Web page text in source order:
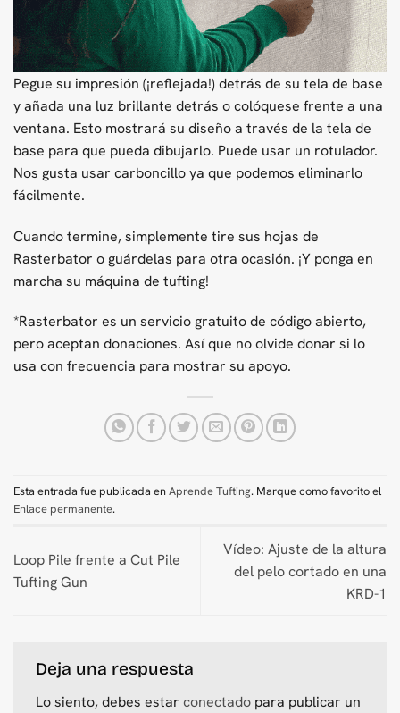
Pegue su impresión (¡reflejada!) detrás de su tela de base
y añada una luz brillante detrás o colóquese frente a una
ventana. Esto mostrará su diseño a través de la tela de
base para que pueda dibujarlo. Puede usar un rotulador.
Nos gusta usar carboncillo ya que podemos eliminarlo
fácilmente.
Cuando termine, simplemente tire sus hojas de
Rasterbator o guárdelas para otra ocasión. ¡Y ponga en
marcha su máquina de tufting!
*Rasterbator es un servicio gratuito de código abierto,
pero aceptan donaciones. Así que no olvide donar si lo
usa con frecuencia para mostrar su apoyo.
Esta entrada fue publicada enAprende Tufting. Marque como favorito el
Enlace permanente.
Loop Pile frente a Cut Pile
Tufting Gun
Vídeo: Ajuste de la altura
del pelo cortado en una
KRD-1
Deja una respuesta
Lo siento, debes estar conectado para publicar un